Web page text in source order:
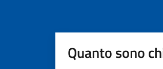
Quanto sono